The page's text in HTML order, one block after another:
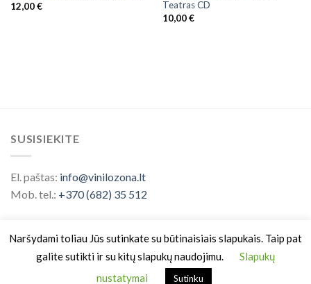
12,00€
Teatras CD
10,00€
SUSISIEKITE
El. paštas: info@vinilozona.lt
Mob. tel.: +370 (682) 35 512
Naršydami toliau Jūs sutinkate su būtinaisiais slapukais. Taip pat
galite sutikti ir su kitų slapukų naudojimu.
Slapukų
nustatymai
Sutinku